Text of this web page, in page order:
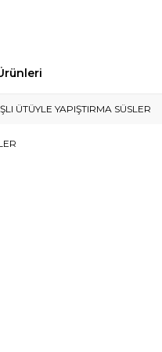
ÜTÜYLE YAPIŞTIRMA SÜSLER